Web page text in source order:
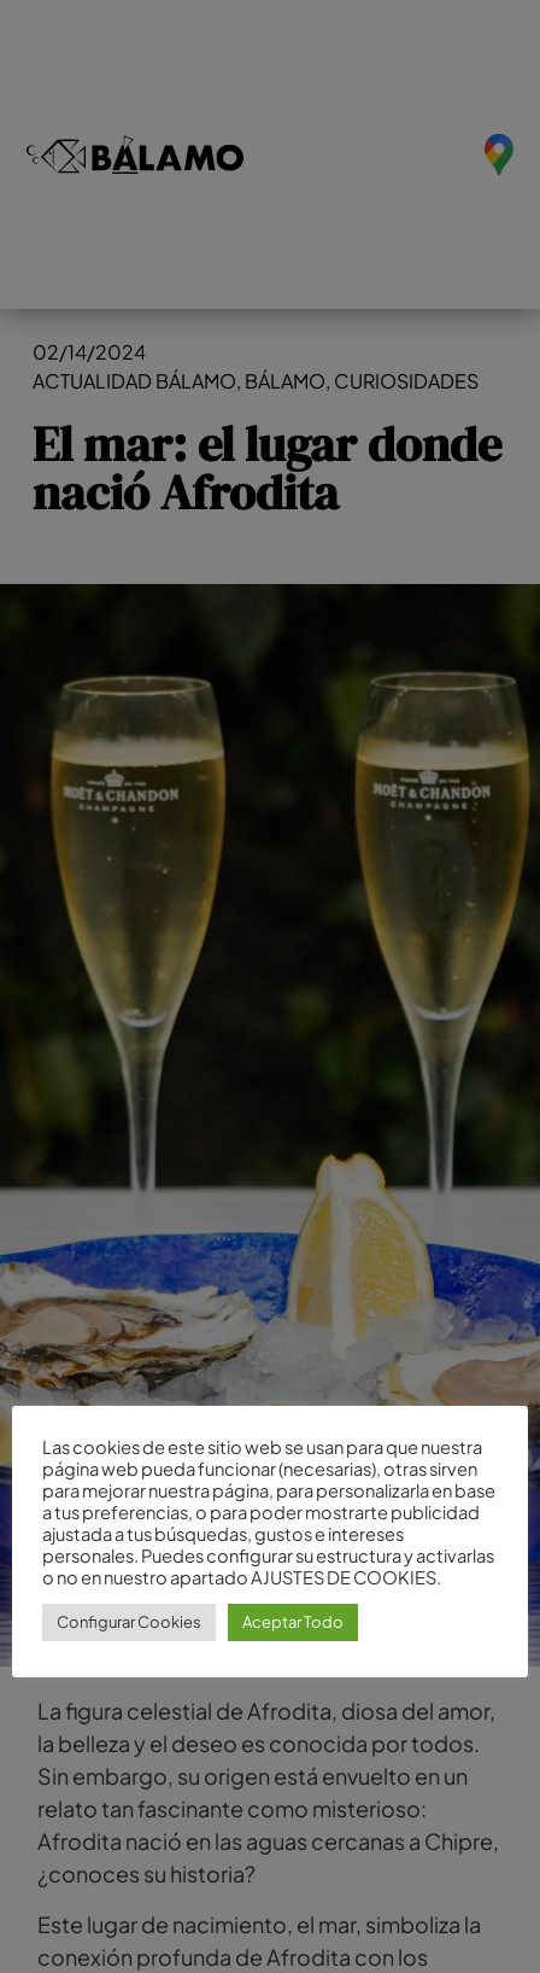
02/14/2024
ACTUALIDAD BÁLAMO, BÁLAMO, CURIOSIDADES
El mar: el lugar donde
nació Afrodita
La figura celestial de Afrodita, diosa del amor,
la belleza y el deseo es conocida por todos.
Sin embargo, su origen está envuelto en un
relato tan fascinante como misterioso:
Afrodita nació en las aguas cercanas a Chipre,
¿conoces su historia?
Este lugar de nacimiento, el mar, simboliza la
conexión profunda de Afrodita con los
Las cookies de este sitio web se usan para que nuestra
página web pueda funcionar (necesarias), otras sirven
para mejorar nuestra página, para personalizarla en base
a tus preferencias, o para poder mostrarte publicidad
ajustada a tus búsquedas, gustos e intereses
personales. Puedes configurar su estructura y activarlas
o no en nuestro apartado AJUSTES DE COOKIES.
Configurar Cookies Aceptar Todo